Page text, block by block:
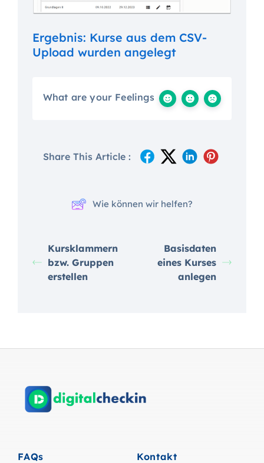
Ergebnis: Kurse aus dem CSV-
Upload wurden angelegt
What are your Feelings
Share This Article :
Wie können wir helfen?
Kursklammern
bzw. Gruppen
erstellen
Basisdaten
eines Kurses
anlegen
FAQs Kontakt